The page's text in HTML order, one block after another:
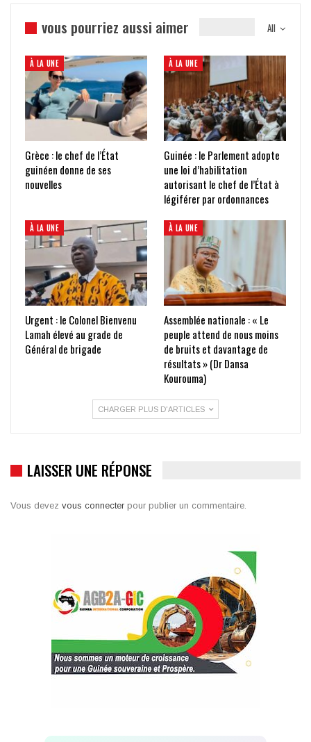
All
vous pourriez aussi aimer
À LA UNE
Grèce : le chef de l’État
guinéen donne de ses
nouvelles
À LA UNE
Guinée : le Parlement adopte
une loi d’habilitation
autorisant le chef de l’État à
légiférer par ordonnances
À LA UNE
Urgent : le Colonel Bienvenu
Lamah élevé au grade de
Général de brigade
À LA UNE
Assemblée nationale : « Le
peuple attend de nous moins
de bruits et davantage de
résultats » (Dr Dansa
Kourouma)
CHARGER PLUS D'ARTICLES
LAISSER UNE RÉPONSE
Vous devez vous connecter pour publier un commentaire.